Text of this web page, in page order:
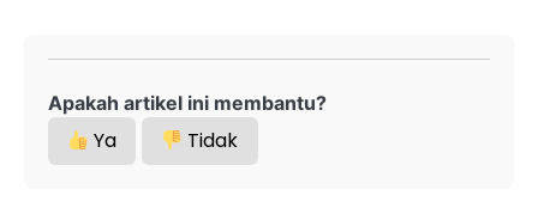
Apakah artikel ini membantu?
Ya Tidak